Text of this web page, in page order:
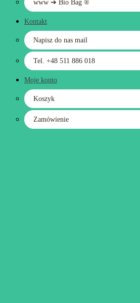
www ➔ Bio Bag ®
Kontakt
Napisz do nas mail
Tel. +48 511 886 018
Moje konto
Koszyk
Zamówienie